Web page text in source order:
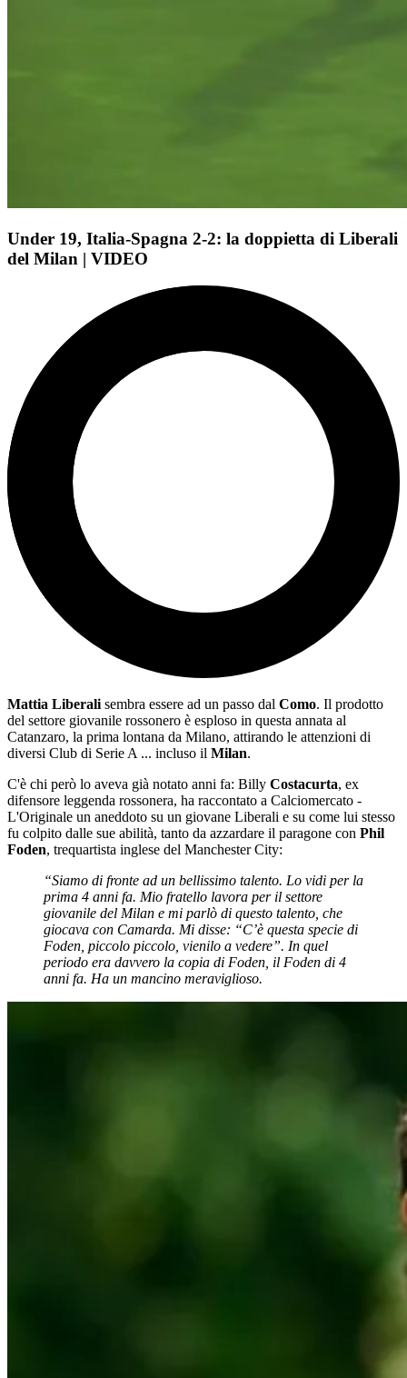
Under 19, Italia-Spagna 2-2: la doppietta di Liberali
del Milan | VIDEO
Mattia Liberali sembra essere ad un passo dal Como. Il prodotto
del settore giovanile rossonero è esploso in questa annata al
Catanzaro, la prima lontana da Milano, attirando le attenzioni di
diversi Club di Serie A ... incluso il Milan.
C'è chi però lo aveva già notato anni fa: Billy Costacurta, ex
difensore leggenda rossonera, ha raccontato a Calciomercato -
L'Originale un aneddoto su un giovane Liberali e su come lui stesso
fu colpito dalle sue abilità, tanto da azzardare il paragone con Phil
Foden, trequartista inglese del Manchester City:
“Siamo di fronte ad un bellissimo talento. Lo vidi per la
prima 4 anni fa. Mio fratello lavora per il settore
giovanile del Milan e mi parlò di questo talento, che
giocava con Camarda. Mi disse: “C’è questa specie di
Foden, piccolo piccolo, vienilo a vedere”. In quel
periodo era davvero la copia di Foden, il Foden di 4
anni fa. Ha un mancino meraviglioso.